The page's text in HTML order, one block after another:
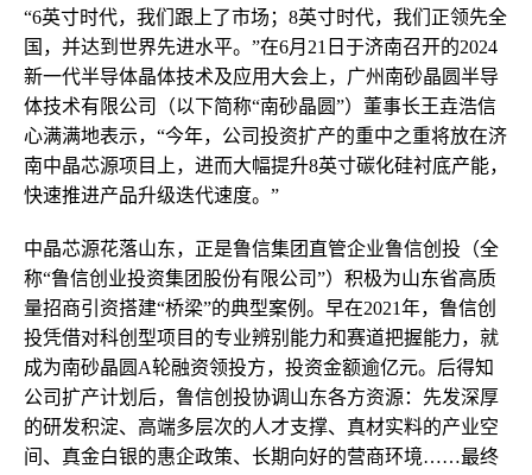
“6英寸时代，我们跟上了市场；8英寸时代，我们正领先全
国，并达到世界先进水平。”在6月21日于济南召开的2024
新一代半导体晶体技术及应用大会上，广州南砂晶圆半导
体技术有限公司（以下简称“南砂晶圆”）董事长王垚浩信
心满满地表示，“今年，公司投资扩产的重中之重将放在济
南中晶芯源项目上，进而大幅提升8英寸碳化硅衬底产能，
快速推进产品升级迭代速度。”
中晶芯源花落山东，正是鲁信集团直管企业鲁信创投（全
称“鲁信创业投资集团股份有限公司”）积极为山东省高质
量招商引资搭建“桥梁”的典型案例。早在2021年，鲁信创
投凭借对科创型项目的专业辨别能力和赛道把握能力，就
成为南砂晶圆A轮融资领投方，投资金额逾亿元。后得知
公司扩产计划后，鲁信创投协调山东各方资源：先发深厚
的研发积淀、高端多层次的人才支撑、真材实料的产业空
间、真金白银的惠企政策、长期向好的营商环境……最终